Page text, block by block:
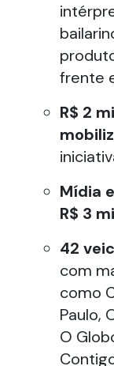
frente
R$ 2
Mídia
R$ 3
42
com
como
Paulo,
O